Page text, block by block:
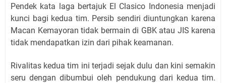
Pendek kata laga bertajuk El Clasico Indonesia menjadi
kunci bagi kedua tim. Persib sendiri diuntungkan karena
Macan Kemayoran tidak bermain di GBK atau JIS karena
tidak mendapatkan izin dari pihak keamanan.
Rivalitas kedua tim ini terjadi sejak dulu dan kini semakin
seru dengan dibumbui oleh pendukung dari kedua tim.